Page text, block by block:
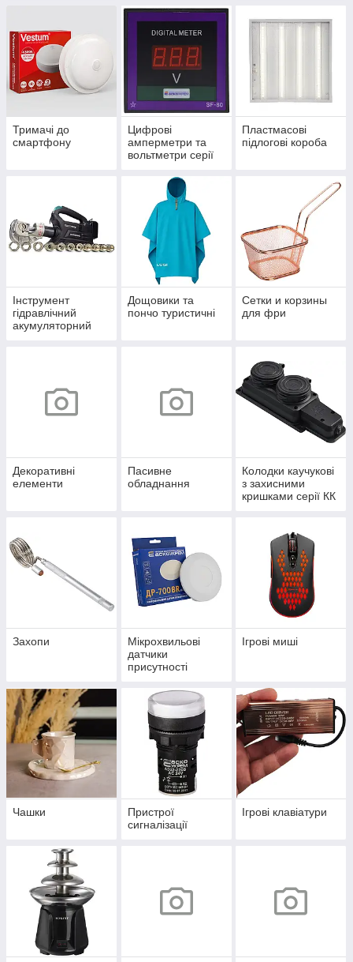
UBox
Тримачі до
смартфону
Цифрові
амперметри та
вольтметри серії
Пластмасові
підлогові короба
Інструмент
гідравлічний
акумуляторний
Дощовики та
пончо туристичні
Сетки и корзины
для фри
Декоративні
елементи
Пасивне
обладнання
Колодки каучукові
з захисними
кришками серії КК
Захопи
Мікрохвильові
датчики
присутності
Ігрові миші
Чашки
Пристрої
сигналізації
Ігрові клавіатури